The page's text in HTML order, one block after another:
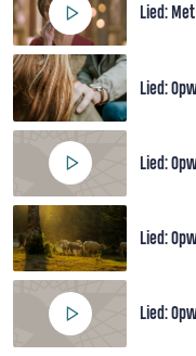
Lied:
Lied:
Lied:
Lied:
Lied: